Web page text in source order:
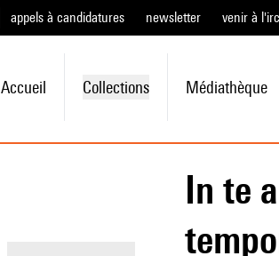
appels à candidatures newsletter venir à
Accueil Collections Médiathèque
In te